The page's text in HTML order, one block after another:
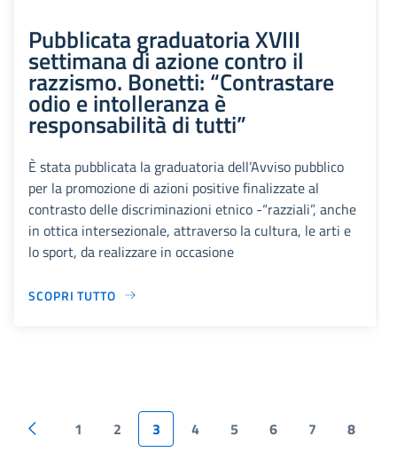
Pubblicata graduatoria XVIII
settimana di azione contro il
razzismo. Bonetti: “Contrastare
odio e intolleranza è
responsabilità di tutti”
È stata pubblicata la graduatoria dell’Avviso pubblico
per la promozione di azioni positive finalizzate al
contrasto delle discriminazioni etnico -“razziali”, anche
in ottica intersezionale, attraverso la cultura, le arti e
lo sport, da realizzare in occasione
SCOPRI TUTTO
1 2 3 4 5 6 7
8